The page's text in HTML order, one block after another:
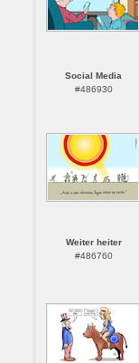
Social Media
#486930
Weiter heiter
#486760